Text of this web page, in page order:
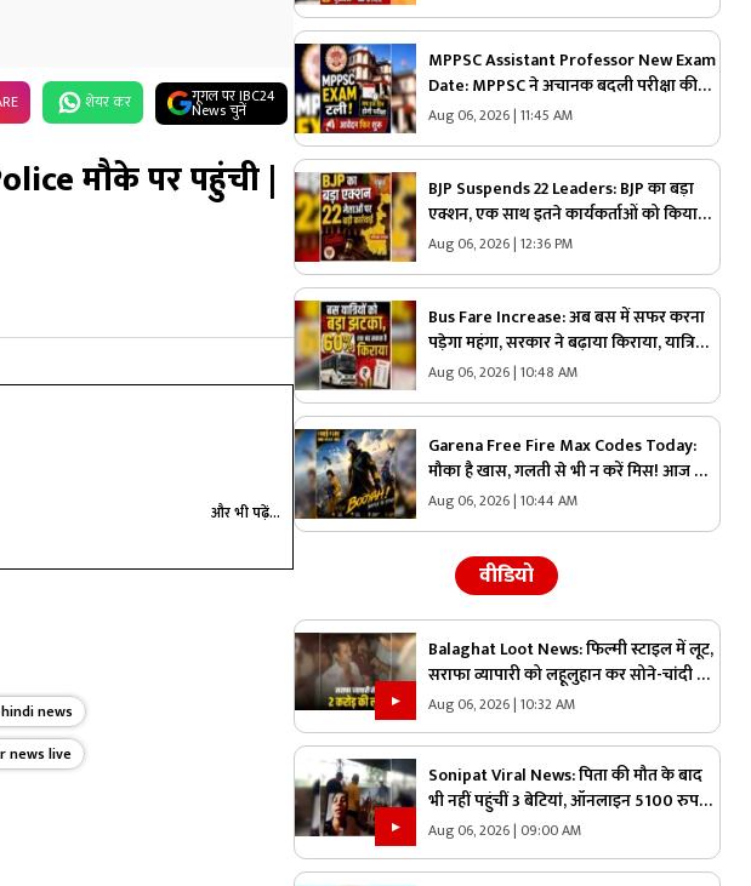
शेयर कर गूगल पर IBC24
News चुनें
मौके पर पहुंची |
और भी पढ़ें...
news
news live
MPPSC Assistant Professor New Exam
Date: MPPSC ने अचानक बदली परीक्षा की
तारीख, अब इस दिन होंगे एग्जाम…अगर आपने
Aug 06, 2026 | 11:45 AM
BJP Suspends 22 Leaders: BJP का बड़ा
एक्शन, एक साथ इतने कार्यकर्ताओं को किया
पार्टी से बाहर, 250 से अधिक नेताओं को थमाया
Aug 06, 2026 | 12:36 PM
Bus Fare Increase: अब बस में सफर करना
पड़ेगा महंगा, सरकार ने बढ़ाया किराया, यात्रियों
की जेब पर बढ़ेगा बोझ
Aug 06, 2026 | 10:48 AM
Garena Free Fire Max Codes Today:
मौका है खास, गलती से भी न करें मिस! आज के
कोड्स से मिलेगी ऐसी पावर कि विरोधी देखते रह
Aug 06, 2026 | 10:44 AM
वीडियो
Balaghat Loot News: फिल्मी स्टाइल में लूट,
सराफा व्यापारी को लहूलुहान कर सोने-चांदी से
भरा बैग छीनकर फरार हुए बदमाश, पूरे शहर में
नाकेबंदी
Aug 06, 2026 | 10:32 AM
Sonipat Viral News: पिता की मौत के बाद
भी नहीं पहुंचीं 3 बेटियां, ऑनलाइन 5100 रुपए
भेजकर कराया अंतिम संस्कार, वीडियो कॉल पर
बोली- “अभी और कितना टाइम लगेगा?”
Aug 06, 2026 | 09:00 AM